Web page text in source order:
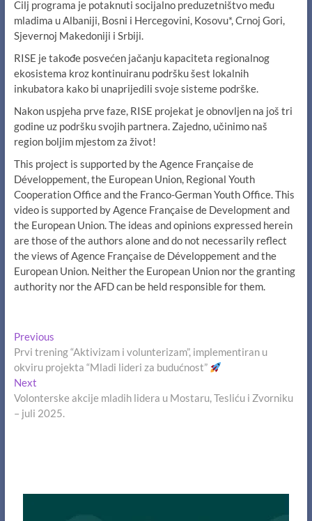
Cilj programa je potaknuti socijalno preduzetništvo među
mladima u Albaniji, Bosni i Hercegovini, Kosovu*, Crnoj Gori,
Sjevernoj Makedoniji i Srbiji.
RISE je takođe posvećen jačanju kapaciteta regionalnog
ekosistema kroz kontinuiranu podršku šest lokalnih
inkubatora kako bi unaprijedili svoje sisteme podrške.
Nakon uspjeha prve faze, RISE projekat je obnovljen na još tri
godine uz podršku svojih partnera. Zajedno, učinimo naš
region boljim mjestom za život!
This project is supported by the Agence Française de
Développement, the European Union, Regional Youth
Cooperation Office and the Franco-German Youth Office. This
video is supported by Agence Française de Development and
the European Union. The ideas and opinions expressed herein
are those of the authors alone and do not necessarily reflect
the views of Agence Française de Développement and the
European Union. Neither the European Union nor the granting
authority nor the AFD can be held responsible for them.
Navigacija
članaka
PreviousPrevious
post:
Prvi trening “Aktivizam i volunterizam”, implementiran u
okviru projekta “Mladi lideri za budućnost”
NextNext
post:
Volonterske akcije mladih lidera u Mostaru, Tesliću i Zvorniku
– juli 2025.